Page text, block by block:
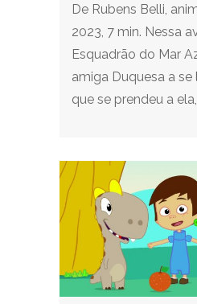
De Rubens Belli,
2023, 7 min. Nessa
Esquadrão do Mar
amiga Duquesa a
que se prendeu a